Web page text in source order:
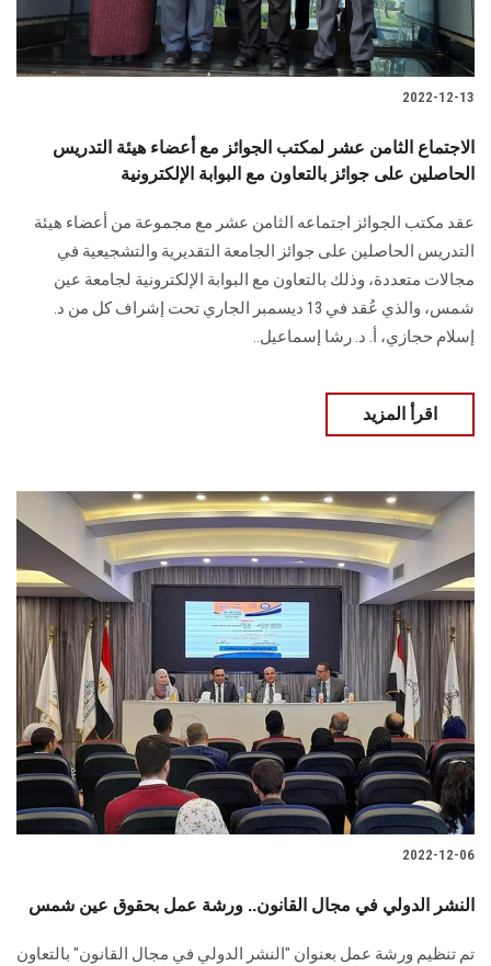
2022-12-13
الاجتماع الثامن عشر لمكتب الجوائز مع أعضاء هيئة التدريس
الحاصلين على جوائز بالتعاون مع البوابة الإلكترونية
عقد مكتب الجوائز اجتماعه الثامن عشر مع مجموعة من أعضاء هيئة
التدريس الحاصلين على جوائز الجامعة التقديرية والتشجيعية في
مجالات متعددة، وذلك بالتعاون مع البوابة الإلكترونية لجامعة عين
شمس، والذي عُقد في 13 ديسمبر الجاري تحت إشراف كل من د.
إسلام حجازي، أ. د. رشا إسماعيل..
اقرأ المزيد
2022-12-06
النشر الدولي في مجال القانون.. ورشة عمل بحقوق عين شمس
تم تنظيم ورشة عمل بعنوان "النشر الدولي في مجال القانون" بالتعاون